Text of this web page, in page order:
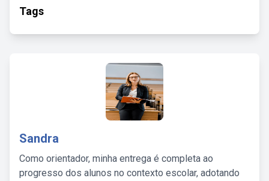
Tags
Sandra
Como orientador, minha entrega é completa ao
progresso dos alunos no contexto escolar, adotando